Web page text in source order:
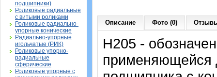
подшипники)
Роликовые радиальные
с витыми роликами
Роликовые радиально-
упорные конические
Радиально-упорные
игольчатые (РИК)
Роликовые упорно-
радиальные
сферические
Роликовые упорные с
Описание Фото (0)
H205 -
применяющейся